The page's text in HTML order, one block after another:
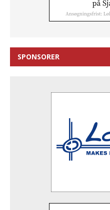
SPONSORER